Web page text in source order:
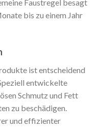
Faustregel besagt
bis zu einem Jahr
ist entscheidend
entwickelte
Schmutz und Fett
zu beschädigen.
und effizienter